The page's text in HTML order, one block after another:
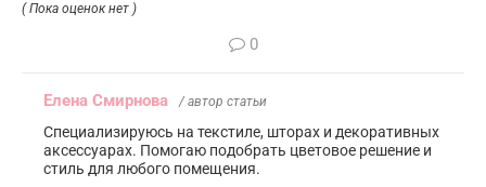
( Пока оценок нет )
0
Елена Смирнова / автор статьи
Специализируюсь на текстиле, шторах и декоративных
аксессуарах. Помогаю подобрать цветовое решение и
стиль для любого помещения.